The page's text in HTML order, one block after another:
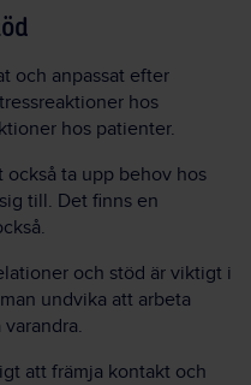
och anpassat efter
hos
hos patienter.
ta upp behov hos
till. Det finns en
och stöd är viktigt i
undvika att arbeta
att främja kontakt och